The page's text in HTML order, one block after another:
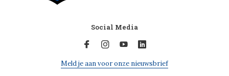
Social Media
Meld je aan voor onze nieuwsbrief